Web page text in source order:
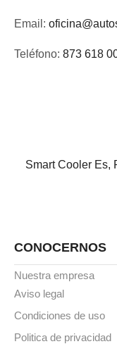
Email:
Teléfono: 873 618
Smart Cooler Es,
CONOCERNOS
Nuestra empresa
Aviso legal
Condiciones de uso
Politica de privacidad